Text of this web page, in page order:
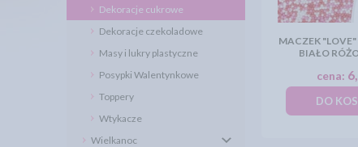
Dekoracje cukrowe
Dekoracje czekoladowe
Masy i lukry plastyczne
Posypki Walentynkowe
Toppery
Wtykacze
Wielkanoc
MACZEK
BIAŁO
cena:
DO